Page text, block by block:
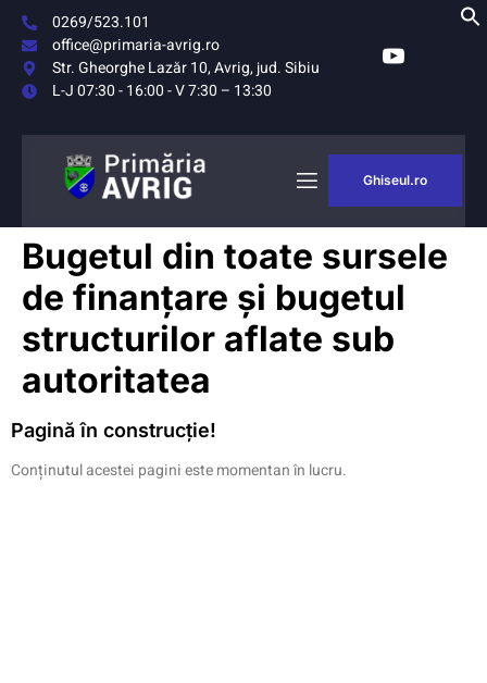
0269/523.101
office@primaria-avrig.ro
Str. Gheorghe Lazăr 10, Avrig, jud. Sibiu
L-J 07:30 - 16:00 - V 7:30 – 13:30
MONITORUL
OFICIAL LOCAL
Ghiseul.ro
Bugetul din toate sursele
de finanțare și bugetul
structurilor aflate sub
autoritatea
Pagină în construcție!
Conținutul acestei pagini este momentan în lucru.